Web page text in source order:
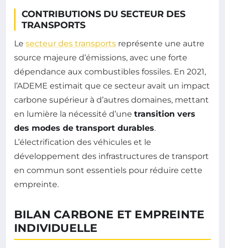
CONTRIBUTIONS DU SECTEUR DES
TRANSPORTS
Le secteur des transports représente une autre
source majeure d’émissions, avec une forte
dépendance aux combustibles fossiles. En 2021,
l’ADEME estimait que ce secteur avait un impact
carbone supérieur à d’autres domaines, mettant
en lumière la nécessité d’une transition vers
des modes de transport durables.
L’électrification des véhicules et le
développement des infrastructures de transport
en commun sont essentiels pour réduire cette
empreinte.
BILAN CARBONE ET EMPREINTE
INDIVIDUELLE